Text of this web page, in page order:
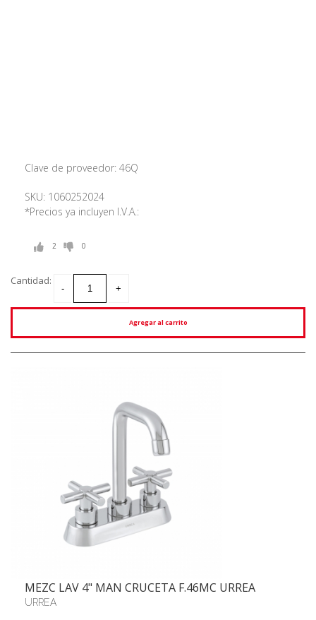
Clave de proveedor: 46Q
SKU: 1060252024
*Precios ya incluyen I.V.A.:
2 0
Cantidad:
Agregar al carrito
MEZC LAV 4" MAN CRUCETA F.46MC URREA
URREA